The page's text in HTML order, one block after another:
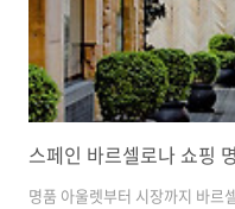
명품 아울렛부터 시장까지 바르